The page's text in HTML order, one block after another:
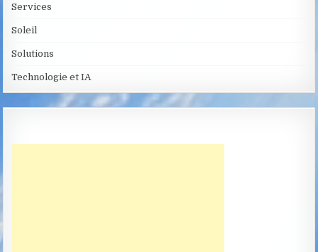
Services
Soleil
Solutions
Technologie et IA